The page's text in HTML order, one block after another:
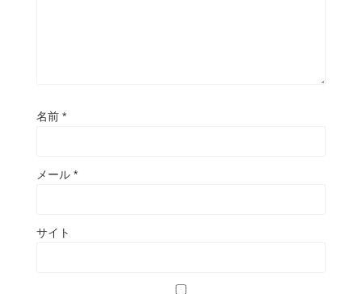
名前 *
メール *
サイト